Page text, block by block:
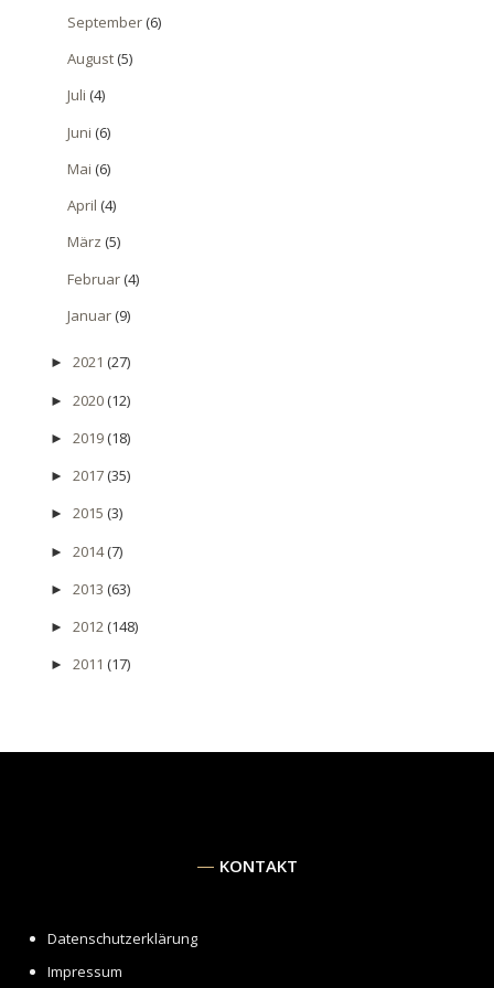
September(6)
August(5)
Juli (4)
Juni (6)
Mai (6)
April (4)
März (5)
Februar(4)
Januar(9)
► 2021 (27)
► 2020(12)
► 2019(18)
► 2017(35)
► 2015 (3)
► 2014(7)
► 2013 (63)
► 2012(148)
► 2011 (17)
KONTAKT
Datenschutzerklärung
Impressum